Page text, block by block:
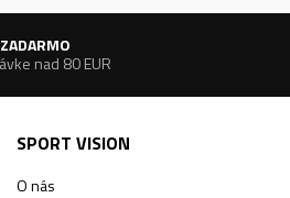
nad 80 EUR
SPORT VISION
O nás